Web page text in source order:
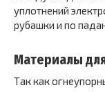
уплотнений
рубашки и по
Материалы
Так как